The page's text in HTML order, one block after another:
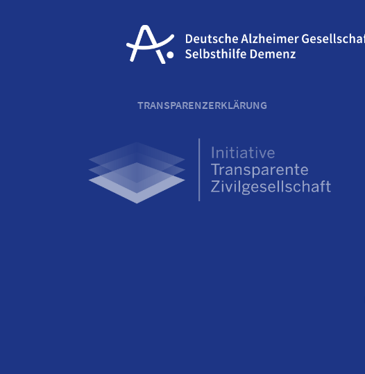
TRANSPARENZERKLÄRUNG